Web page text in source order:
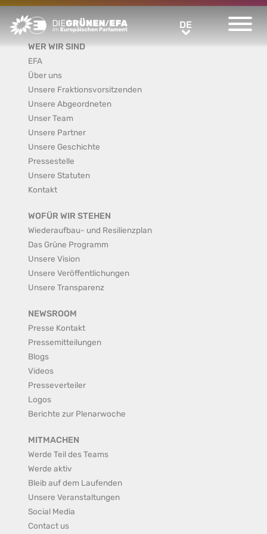
Greens/EFA Home DEDE
WER WIR SIND
EFA
Über uns
Unsere Fraktionsvorsitzenden
Unsere Abgeordneten
Unser Team
Unsere Partner
Unsere Geschichte
Pressestelle
Unsere Statuten
Kontakt
WOFÜR WIR STEHEN
Wiederaufbau- und Resilienzplan
Das Grüne Programm
Unsere Vision
Unsere Veröffentlichungen
Unsere Transparenz
NEWSROOM
Presse Kontakt
Pressemitteilungen
Blogs
Videos
Presseverteiler
Logos
Berichte zur Plenarwoche
MITMACHEN
Werde Teil des Teams
Werde aktiv
Bleib auf dem Laufenden
Unsere Veranstaltungen
Social Media
Contact us